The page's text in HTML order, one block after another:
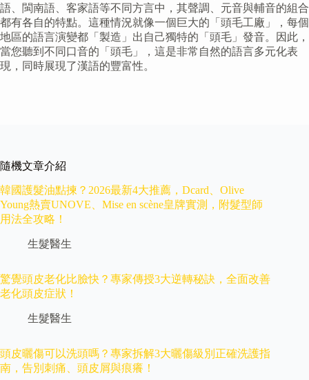
語、閩南語、客家語等不同方言中，其聲調、元音與輔音的組合
都有各自的特點。這種情況就像一個巨大的「頭毛工廠」，每個
地區的語言演變都「製造」出自己獨特的「頭毛」發音。因此，
當您聽到不同口音的「頭毛」，這是非常自然的語言多元化表
現，同時展現了漢語的豐富性。
隨機文章介紹
韓國護髮油點揀？2026最新4大推薦，Dcard、Olive
Young熱賣UNOVE、Mise en scène皇牌實測，附髮型師
用法全攻略！
生髮醫生
驚覺頭皮老化比臉快？專家傳授3大逆轉秘訣，全面改善
老化頭皮症狀！
生髮醫生
頭皮曬傷可以洗頭嗎？專家拆解3大曬傷級別正確洗護指
南，告別刺痛、頭皮屑與痕癢！